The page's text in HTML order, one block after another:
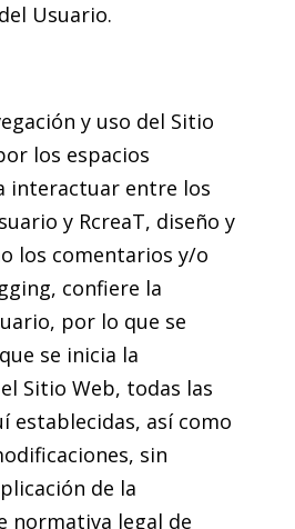
Usuario.
y uso del Sitio
los espacios
interactuar entre los
y RcreaT, diseño y
los comentarios y/o
confiere la
por lo que se
se inicia la
Sitio Web, todas las
establecidas, así como
sin
de la
normativa legal de